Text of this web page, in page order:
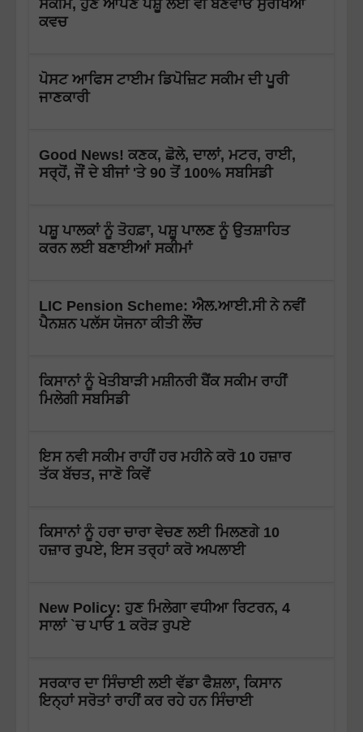
ਸਕੀਮ, ਹੁਣ ਆਪਣੇ ਪਸ਼ੂ ਲਈ ਵੀ ਬਣਵਾਓ ਸੁਰੱਖਿਆ
ਕਵਚ
ਪੋਸਟ ਆਫਿਸ ਟਾਈਮ ਡਿਪੋਜ਼ਿਟ ਸਕੀਮ ਦੀ ਪੂਰੀ
ਜਾਣਕਾਰੀ
Good News! ਕਣਕ, ਛੋਲੇ, ਦਾਲਾਂ, ਮਟਰ, ਰਾਈ,
ਸਰ੍ਹੋਂ, ਜੌਂ ਦੇ ਬੀਜਾਂ 'ਤੇ 90 ਤੋਂ 100% ਸਬਸਿਡੀ
ਪਸ਼ੂ ਪਾਲਕਾਂ ਨੂੰ ਤੋਹਫ਼ਾ, ਪਸ਼ੂ ਪਾਲਣ ਨੂੰ ਉਤਸ਼ਾਹਿਤ
ਕਰਨ ਲਈ ਬਣਾਈਆਂ ਸਕੀਮਾਂ
LIC Pension Scheme: ਐਲ.ਆਈ.ਸੀ ਨੇ ਨਵੀਂ
ਪੈਨਸ਼ਨ ਪਲੱਸ ਯੋਜਨਾ ਕੀਤੀ ਲੌਂਚ
ਕਿਸਾਨਾਂ ਨੂੰ ਖੇਤੀਬਾੜੀ ਮਸ਼ੀਨਰੀ ਬੈਂਕ ਸਕੀਮ ਰਾਹੀਂ
ਮਿਲੇਗੀ ਸਬਸਿਡੀ
ਇਸ ਨਵੀ ਸਕੀਮ ਰਾਹੀਂ ਹਰ ਮਹੀਨੇ ਕਰੋ 10 ਹਜ਼ਾਰ
ਤੱਕ ਬੱਚਤ, ਜਾਣੋ ਕਿਵੇਂ
ਕਿਸਾਨਾਂ ਨੂੰ ਹਰਾ ਚਾਰਾ ਵੇਚਣ ਲਈ ਮਿਲਣਗੇ 10
ਹਜ਼ਾਰ ਰੁਪਏ, ਇਸ ਤਰ੍ਹਾਂ ਕਰੋ ਅਪਲਾਈ
New Policy: ਹੁਣ ਮਿਲੇਗਾ ਵਧੀਆ ਰਿਟਰਨ, 4
ਸਾਲਾਂ `ਚ ਪਾਓ 1 ਕਰੋੜ ਰੁਪਏ
ਸਰਕਾਰ ਦਾ ਸਿੰਚਾਈ ਲਈ ਵੱਡਾ ਫੈਸ਼ਲਾ, ਕਿਸਾਨ
ਇਨ੍ਹਾਂ ਸਰੋਤਾਂ ਰਾਹੀਂ ਕਰ ਰਹੇ ਹਨ ਸਿੰਚਾਈ